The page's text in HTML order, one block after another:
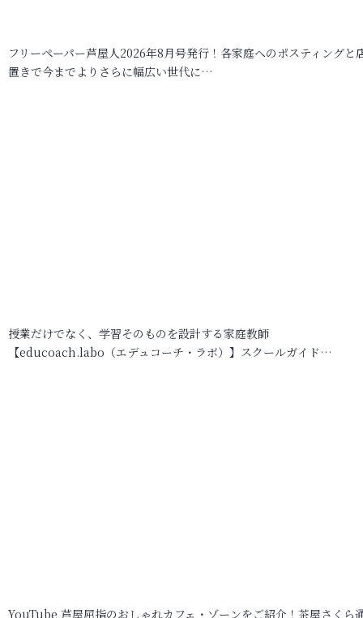
フリーペーパー芦屋人2026年8月号発行！各家庭へのポスティングと
置きで今までよりさらに幅広い世代に…
授業だけでなく、学習そのものを設計する家庭教師
【educoach.labo（エデュコーチ・ラボ）】スクールガイド…
YouTube 芦屋屈指のおしゃれカフェ・ゾーンをご紹介！茶屋さくら